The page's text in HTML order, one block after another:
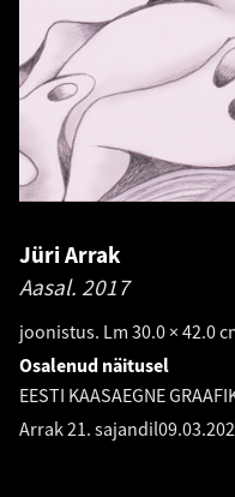
Jüri Arrak
Aasal. 2017
joonistus. Lm 30.0 × 42.0
Osalenud näitusel
EESTI KAASAEGNE
Arrak 21. sajandil